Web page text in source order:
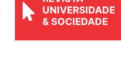
REVISTA
UNIVERSIDADE